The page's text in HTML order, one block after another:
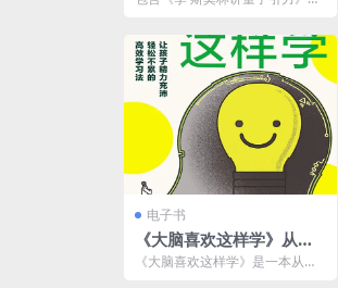
类的起源》《性的进化》《...
电子书
《大脑喜欢这样学》从科
学的角度揭开学习的内在
《大脑喜欢这样学》是一本从科